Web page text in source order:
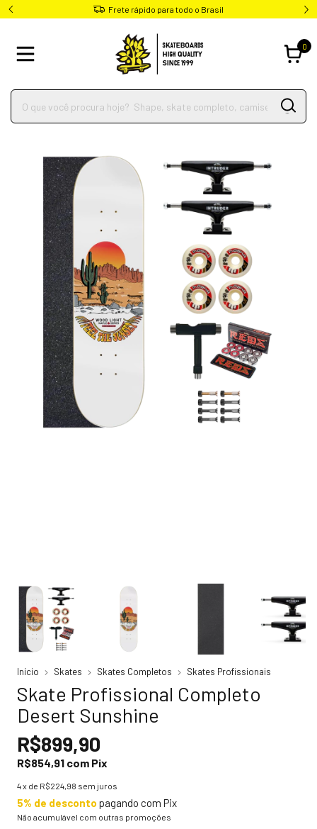
Frete rápido para todo o Brasil
0
Início Skates Skates Completos Skates Profissionais
Skate Profissional Completo
Desert Sunshine
R$899,90
R$854,91 com Pix
4x de R$224,98 sem juros
5% de desconto pagando com Pix
Não acumulável com outras promoções